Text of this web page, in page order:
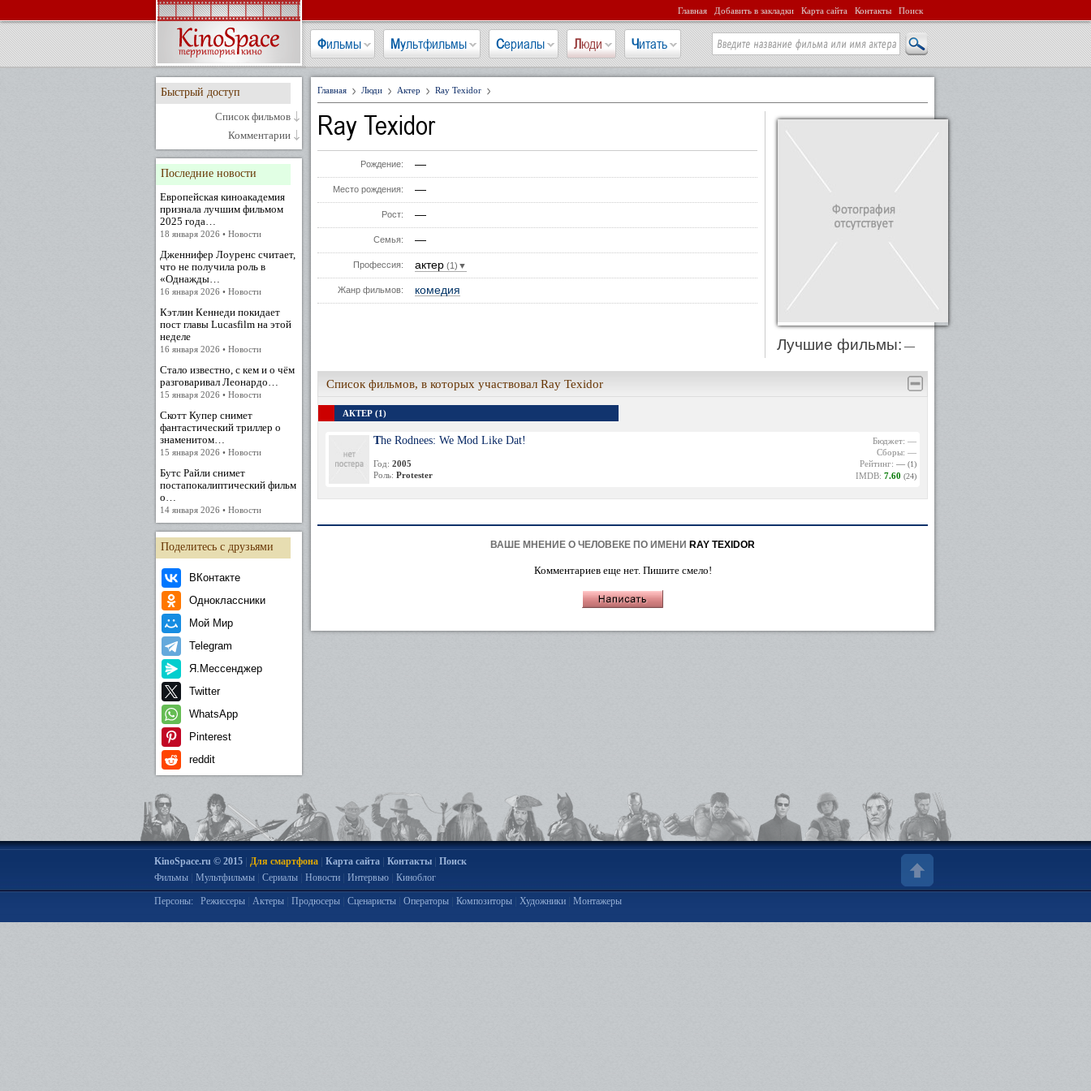
Главная Добавить в закладки Карта сайта Контакты Поиск
Фильмы Мультфильмы Сериалы Люди Читать
Быстрый доступ
Список фильмов
Комментарии
Последние новости
Европейская киноакадемия
признала лучшим фильмом
2025 года…
18 января 2026 • Новости
Дженнифер Лоуренс считает,
что не получила роль в
«Однажды…
16 января 2026 • Новости
Кэтлин Кеннеди покидает
пост главы Lucasfilm на этой
неделе
16 января 2026 • Новости
Стало известно, с кем и о чём
разговаривал Леонардо…
15 января 2026 • Новости
Скотт Купер снимет
фантастический триллер о
знаменитом…
15 января 2026 • Новости
Бутс Райли снимет
постапокалиптический фильм
о…
14 января 2026 • Новости
Поделитесь с друзьями
ВКонтакте
Одноклассники
Мой Мир
Telegram
Я.Мессенджер
Twitter
WhatsApp
Pinterest
reddit
Главная Люди Актер Ray Texidor
Ray Texidor
Рождение: —
Место рождения: —
Рост: —
Семья: —
Профессия: актер (1)▼
Жанр фильмов: комедия
Лучшие фильмы: —
Список фильмов, в которых участвовал Ray Texidor
АКТЕР (1)
The Rodnees: We Mod Like Dat!
Год: 2005
Роль: Protester
Бюджет: —
Сборы: —
Рейтинг: — (1)
IMDB: 7.60 (24)
ВАШЕ МНЕНИЕ О ЧЕЛОВЕКЕ ПО ИМЕНИ RAY TEXIDOR
Комментариев еще нет. Пишите смело!
KinoSpace.ru © 2015| Для смартфона| Карта сайта| Контакты| Поиск
Фильмы| Мультфильмы| Сериалы| Новости| Интервью| Киноблог
Персоны: Режиссеры| Актеры| Продюсеры| Сценаристы| Операторы| Композиторы| Художники| Монтажеры